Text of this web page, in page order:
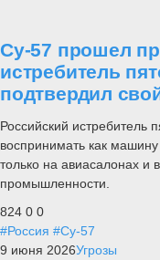
Су-57 прошел
истребитель
подтвердил
Российский истребитель
воспринимать как машину
только на авиасалонах и
промышленности.
824 0 0
#Россия #Су-57
9 июня 2026Угрозы